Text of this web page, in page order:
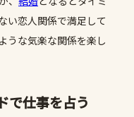
い恋人関係で満足して
うな気楽な関係を楽し
で仕事を占う